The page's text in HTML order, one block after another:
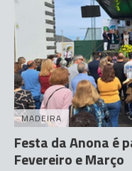
MADEIRA
Festa da Anona é
Fevereiro e Março